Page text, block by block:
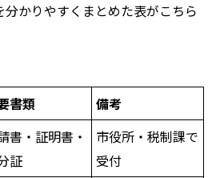
かりやすくまとめた表がこちら
書類 備考
書・証明書・
証
市役所・税制課で
受付